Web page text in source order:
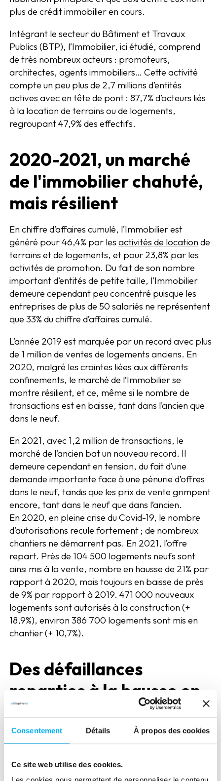
Consentement Détails À propos des cookies
Ce site web utilise des cookies.
plus de crédit immobilier en cours.
Intégrant le secteur du Bâtiment et Travaux
Publics (BTP), l’Immobilier, ici étudié, comprend
de très nombreux acteurs : promoteurs,
architectes, agents immobiliers… Cette activité
compte un peu plus de 2,7 millions d’entités
actives avec en tête de pont : 87,7% d’acteurs liés
à la location de terrains ou de logements,
regroupant 47,9% des effectifs.
2020-2021, un marché
de l'immobilier chahuté,
mais résilient
En chiffre d’affaires cumulé, l’Immobilier est
généré pour 46,4% par les activités de location de
terrains et de logements, et pour 23,8% par les
activités de promotion. Du fait de son nombre
important d’entités de petite taille, l’Immobilier
demeure cependant peu concentré puisque les
entreprises de plus de 50 salariés ne représentent
que 33% du chiffre d’affaires cumulé.
L’année 2019 est marquée par un record avec plus
de 1 million de ventes de logements anciens. En
2020, malgré les craintes liées aux différents
confinements, le marché de l’Immobilier se
montre résilient, et ce, même si le nombre de
transactions est en baisse, tant dans l’ancien que
dans le neuf.
En 2021, avec 1,2 million de transactions, le
marché de l’ancien bat un nouveau record. Il
demeure cependant en tension, du fait d’une
demande importante face à une pénurie d’offres
dans le neuf, tandis que les prix de vente grimpent
encore, tant dans le neuf que dans l’ancien.
En 2020, en pleine crise du Covid-19, le nombre
d’autorisations recule fortement ; de nombreux
chantiers ne démarrent pas. En 2021, l’offre
repart. Près de 104 500 logements neufs sont
ainsi mis à la vente, nombre en hausse de 21% par
rapport à 2020, mais toujours en baisse de près
de 9% par rapport à 2019. 471 000 nouveaux
logements sont autorisés à la construction (+
18,9%), environ 386 700 logements sont mis en
chantier (+ 10,7%).
Des défaillances
reparties à la hausse en
2021
En 2020, le soutien massif de l’état et des
fait chuter fortement le nombre de défaillances
dans l’Immobilier comme dans le reste des